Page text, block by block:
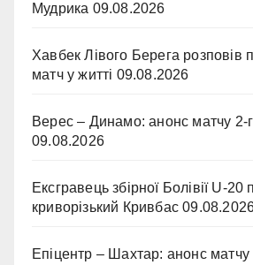
Мудрика 09.08.2026
Хавбек Лівого Берега розповів
матч у житті 09.08.2026
Верес – Динамо: анонс матчу 2-
09.08.2026
Ексгравець збірної Болівії U-20
криворізький Кривбас
Епіцентр – Шахтар: анонс